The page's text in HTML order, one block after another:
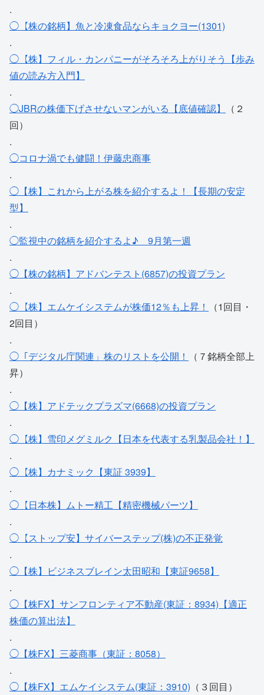
.
◯【株の銘柄】魚と冷凍食品ならキョクヨー(1301)
.
◯【株】フィル・カンパニーがそろそろ上がりそう【歩み
値の読み方入門】
.
◯JBRの株価下げさせないマンがいる【底値確認】
（２
回）
.
◯コロナ渦でも健闘！伊藤忠商事
.
◯【株】これから上がる株を紹介するよ！【長期の安定
型】
.
◯監視中の銘柄を紹介するよ♪ 9月第一週
.
◯【株の銘柄】アドバンテスト(6857)の投資プラン
.
◯【株】エムケイシステムが株価12％も上昇！
（1回目・
2回目）
.
◯「デジタル庁関連」株のリストを公開！
（７銘柄全部上
昇）
.
◯【株】アドテックプラズマ(6668)の投資プラン
.
◯【株】雪印メグミルク【日本を代表する乳製品会社！】
.
◯【株】カナミック【東証 3939】
.
◯【日本株】ムトー精工【精密機械パーツ】
.
◯【ストップ安】サイバーステップ(株)の不正発覚
.
◯【株】ビジネスブレイン太田昭和【東証9658】
.
◯【株FX】サンフロンティア不動産(東証：8934)【適正
株価の算出法】
.
◯【株FX】三菱商事（東証：8058）
.
◯【株FX】エムケイシステム(東証：3910) （３回目）